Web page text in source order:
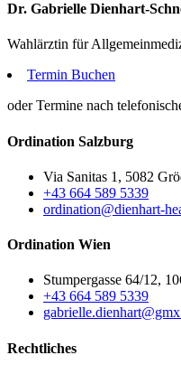
Dr. Gabrielle Dienhart-
Wahlärztin für
Termin Buchen
oder Termine nach
Ordination Salzburg
Via Sanitas 1, 5082
+43 664 589 5339
ordination@dienhart-
Ordination Wien
Stumpergasse 64/12,
+43 664 589 5339
Rechtliches